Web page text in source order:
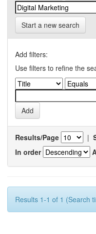
Start a new search
Add filters:
Use filters to refine the
Results/Page |
In order
Results 1-1 of 1 (Search